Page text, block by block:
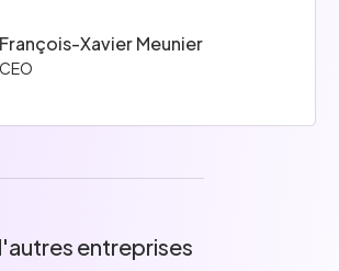
François-Xavier Meunier
CEO
entreprises